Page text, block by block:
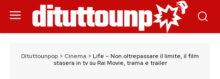
Dituttounpop > Cinema > Life – Non oltrepassare il limite, il film
stasera in tv su Rai Movie, trama e trailer